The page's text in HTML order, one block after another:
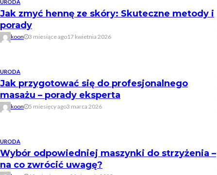
URODA
Jak zmyć hennę ze skóry: Skuteczne metody i
porady
koon 3 miesiące ago17 kwietnia 2026
URODA
Jak przygotować się do profesjonalnego
masażu – porady eksperta
koon 5 miesięcy ago3 marca 2026
URODA
Wybór odpowiedniej maszynki do strzyżenia –
na co zwrócić uwagę?